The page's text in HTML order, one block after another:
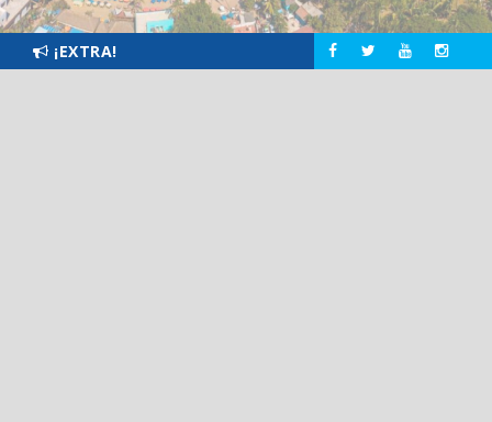
¡EXTRA!